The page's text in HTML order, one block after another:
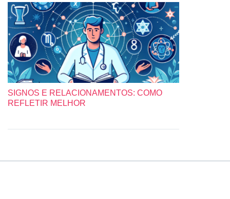
SIGNOS E RELACIONAMENTOS: COMO
REFLETIR MELHOR